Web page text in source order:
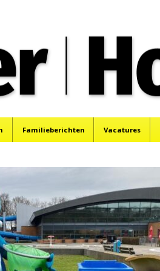
Familieberichten Vacatures